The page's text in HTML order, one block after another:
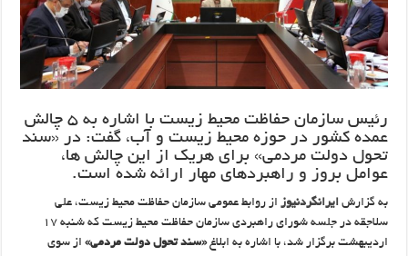
رئیس سازمان حفاظت محیط زیست با اشاره به ۵ چالش
عمده کشور در حوزه محیط زیست و آب، گفت: در «سند
تحول دولت مردمی» برای هریک از این چالش ها،
عوامل بروز و راهبردهای مهار ارائه شده است.
به گزارشایرانگردنیوز از روابط عمومی سازمان حفاظت محیط زیست، علی
سلاجقه در جلسه شورای راهبردی سازمان حفاظت محیط زیست که شنبه ۱۷
اردیبهشت برگزار شد، با اشاره به ابلاغ«سند تحول دولت مردمی» از سوی